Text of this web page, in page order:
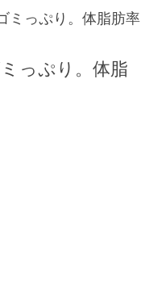
ミっぷり。体脂肪率
っぷり。体脂